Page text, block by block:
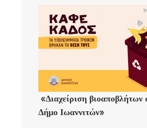
«Διαχείριση βιοαποβλήτων
Δήμο Ιωαννιτών»